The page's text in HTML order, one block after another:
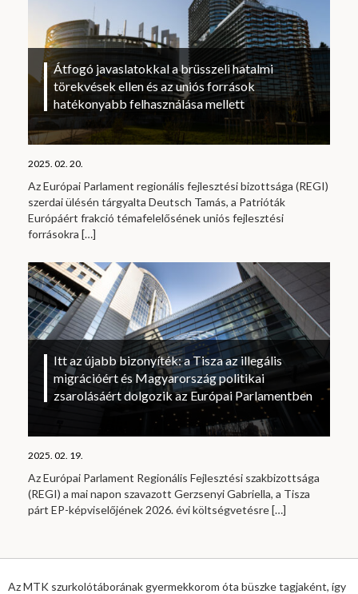
Átfogó javaslatokkal a brüsszeli hatalmi
törekvések ellen és az uniós források
hatékonyabb felhasználása mellett
2025. 02. 20.
Az Európai Parlament regionális fejlesztési bizottsága (REGI)
szerdai ülésén tárgyalta Deutsch Tamás, a Patrióták
Európáért frakció témafelelősének uniós fejlesztési
forrásokra […]
Itt az újabb bizonyíték: a Tisza az illegális
migrációért és Magyarország politikai
zsarolásáért dolgozik az Európai Parlamentben
2025. 02. 19.
Az Európai Parlament Regionális Fejlesztési szakbizottsága
(REGI) a mai napon szavazott Gerzsenyi Gabriella, a Tisza
párt EP-képviselőjének 2026. évi költségvetésre[…]
Az MTK szurkolótáborának gyermekkorom óta büszke tagjaként, így